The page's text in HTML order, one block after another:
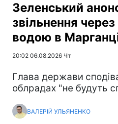
Зеленський
звільнення через
водою в
20:02 06.08.2026 Чт
Глава держави
облрадах "не будуть
ВАЛЕРІЙ УЛЬЯНЕНКО